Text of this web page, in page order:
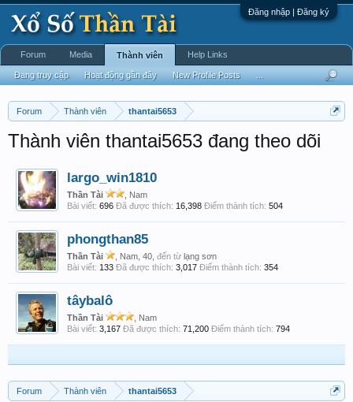
Đăng nhập | Đăng ký
Forum Thành viên thantai5653
Thành viên thantai5653 đang theo dõi
largo_win1810
Thần Tài
, Nam
Bài viết: 696 Đã được thích: 16,398 Điểm thành tích: 504
phongthan85
Thần Tài , Nam, 40, đến từ lạng sơn
Bài viết: 133 Đã được thích: 3,017 Điểm thành tích: 354
tâybalô
Thần Tài
, Nam
Bài viết: 3,167 Đã được thích: 71,200 Điểm thành tích: 794
Forum Thành viên thantai5653
Forum Media Thành viên
Đang truy cập Hoạt động gần đây New Profile Posts
Help Links